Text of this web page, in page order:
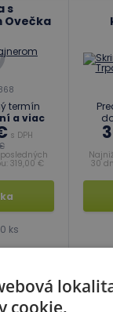
s
Ovečka
termín
a viac
s DPH
319,00 €
ks
30
cookie.